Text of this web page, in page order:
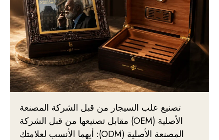
تصنيع علب السيجار من قبل الشركة المصنعة
الأصلية (OEM) مقابل تصنيعها من قبل الشركة
المصنعة الأصلية (ODM): أيهما الأنسب لعلامتك